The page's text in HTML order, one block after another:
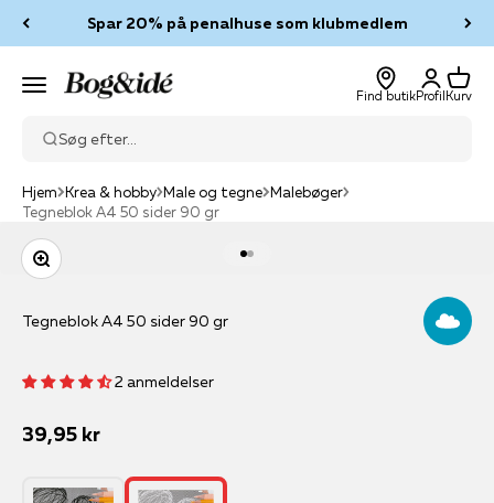
Spar 20% på penalhuse som klubmedlem
Menu Bog & idé
Find butik
Log ind
Profil
Kurv
Kurv
Søg efter...
Hjem Krea & hobby Male og tegne Malebøger
Tegneblok A4 50 sider 90 gr
Zoom
Tegneblok A4 50 sider 90 gr
2 anmeldelser
Salgspris
39,95 kr